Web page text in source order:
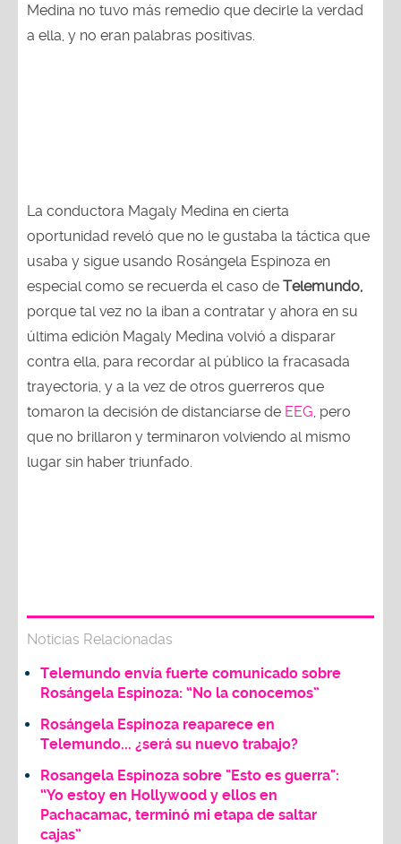
Medina no tuvo más remedio que decirle la verdad
a ella, y no eran palabras positivas.
La conductora Magaly Medina en cierta
oportunidad reveló que no le gustaba la táctica que
usaba y sigue usando Rosángela Espinoza en
especial como se recuerda el caso de Telemundo,
porque tal vez no la iban a contratar y ahora en su
última edición Magaly Medina volvió a disparar
contra ella, para recordar al público la fracasada
trayectoria, y a la vez de otros guerreros que
tomaron la decisión de distanciarse de EEG , pero
que no brillaron y terminaron volviendo al mismo
lugar sin haber triunfado.
Noticias Relacionadas
Telemundo envía fuerte comunicado sobre
Rosángela Espinoza: “No la conocemos”
Rosángela Espinoza reaparece en
Telemundo... ¿será su nuevo trabajo?
Rosangela Espinoza sobre "Esto es guerra":
“Yo estoy en Hollywood y ellos en
Pachacamac, terminó mi etapa de saltar
cajas”